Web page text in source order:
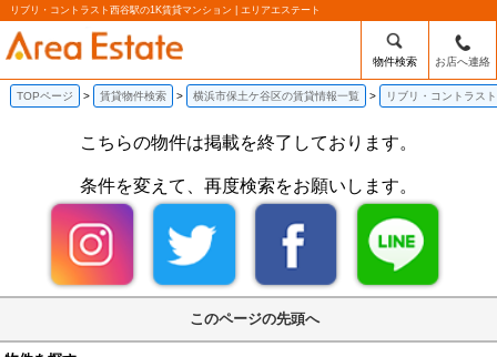
リブリ・コントラスト西谷駅の1K賃貸マンション | エリアエステート
物件検索 お店へ連絡
TOPページ 賃貸物件検索 横浜市保土ケ谷区の賃貸情報一覧 リブリ・コントラス
こちらの物件は掲載を終了しております。
条件を変えて、再度検索をお願いします。
このページの先頭へ